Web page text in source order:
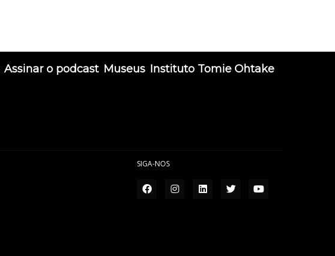
Assinar o podcast Museus Instituto Tomie Ohtake
SIGA-NOS